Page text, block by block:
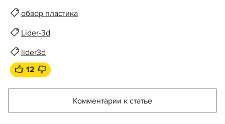
обзор пластика
Lider-3d
lider3d
12
Комментарии к статье